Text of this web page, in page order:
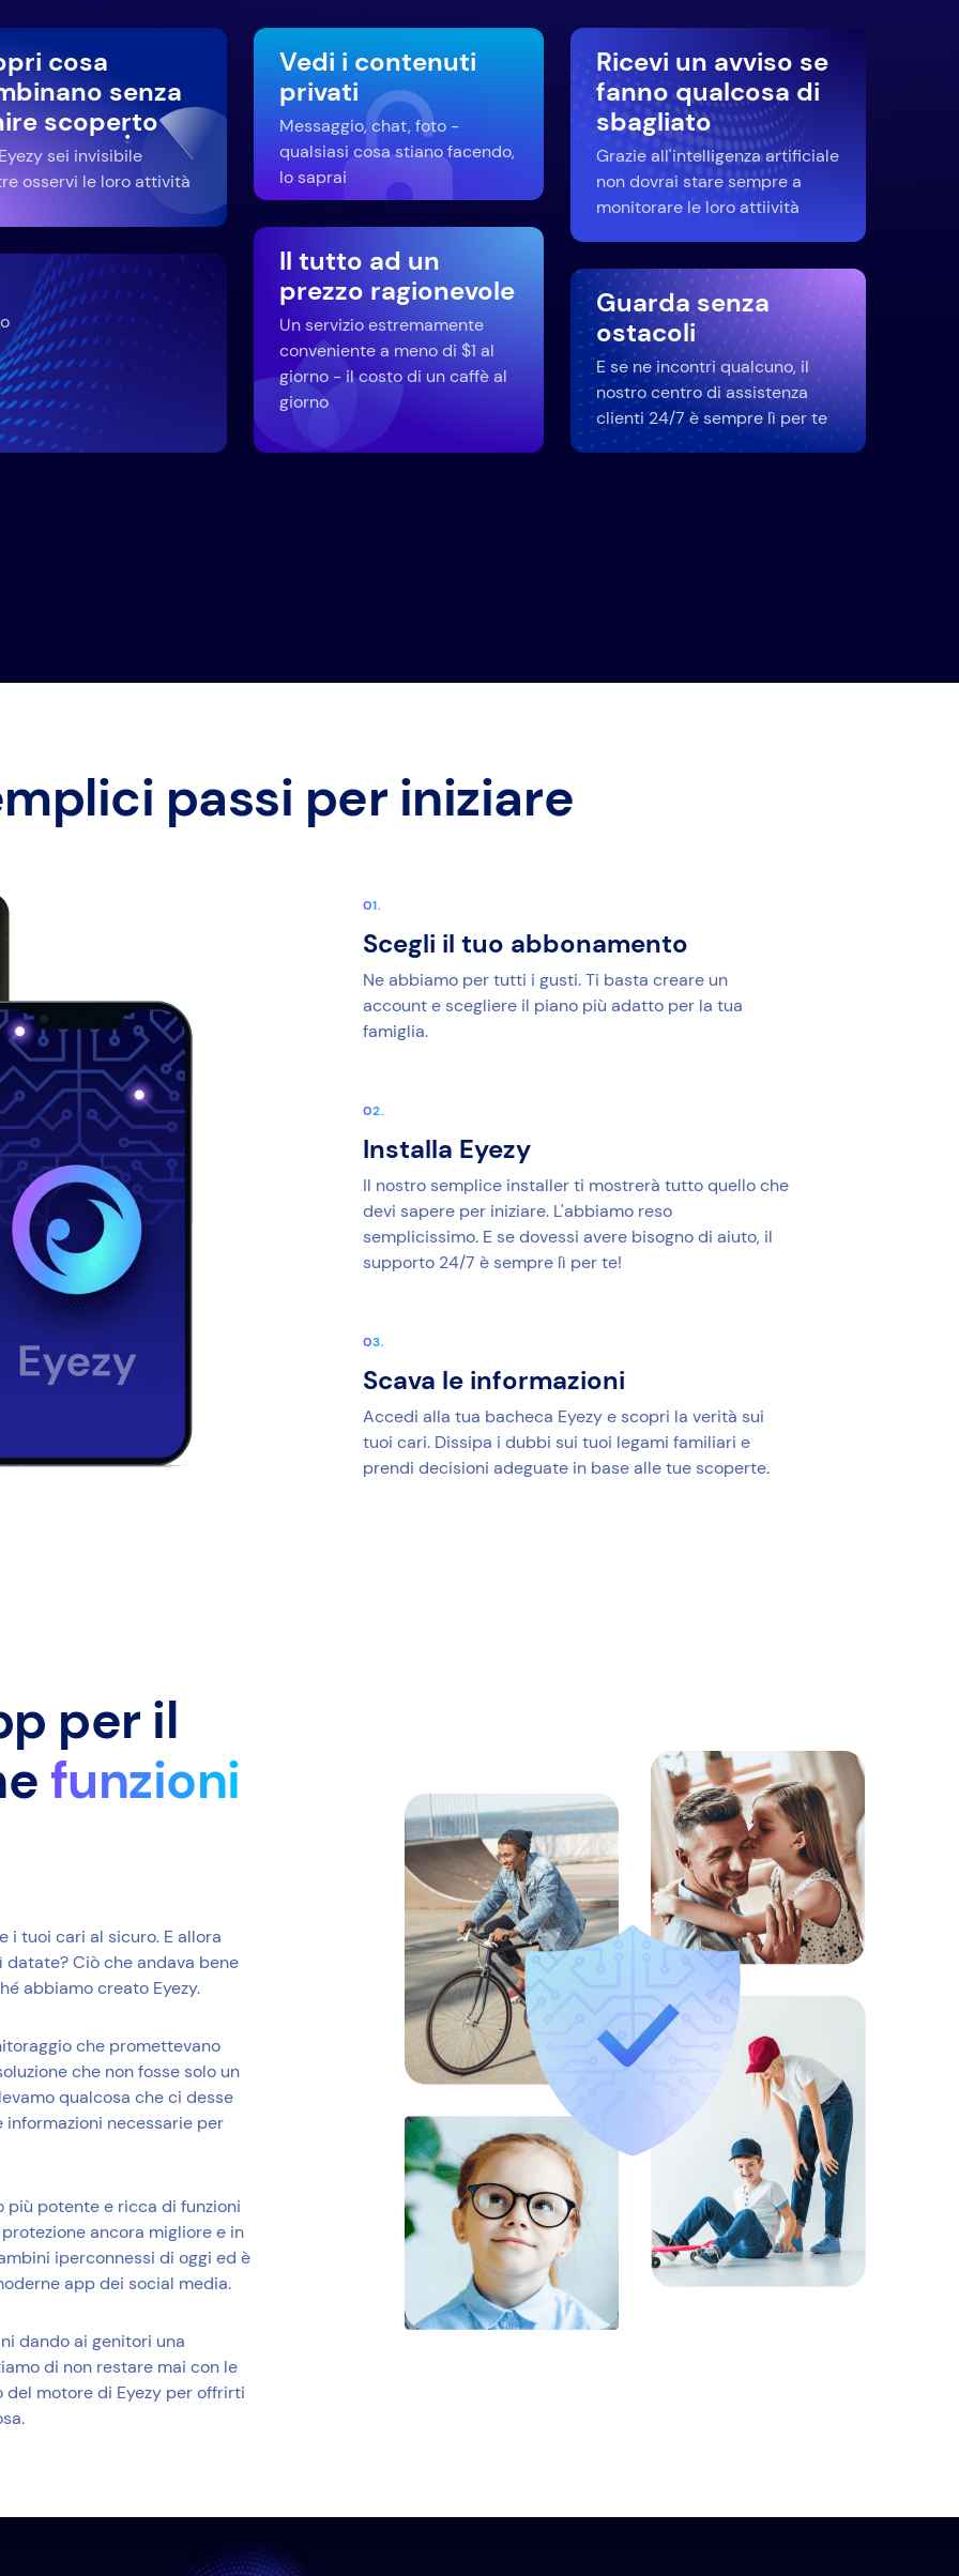
cosa
senza
scoperto
sei invisibile
osservi le loro attività
Vedi i contenuti
privati
Messaggio, chat, foto -
qualsiasi cosa stiano facendo,
lo saprai
Il tutto ad un
prezzo ragionevole
Un servizio estremamente
conveniente a meno di $1 al
giorno - il costo di un caffè al
giorno
Ricevi un avviso se
fanno qualcosa di
sbagliato
Grazie all'intelligenza artificiale
non dovrai stare sempre a
monitorare le loro attiività
Guarda senza
ostacoli
E se ne incontri qualcuno, il
nostro centro di assistenza
clienti 24/7 è sempre lì per te
passi per iniziare
Scegli il tuo abbonamento
Ne abbiamo per tutti i gusti. Ti basta creare un
account e scegliere il piano più adatto per la tua
famiglia.
Installa Eyezy
Il nostro semplice installer ti mostrerà tutto quello che
devi sapere per iniziare. L'abbiamo reso
semplicissimo. E se dovessi avere bisogno di aiuto, il
supporto 24/7 è sempre lì per te!
Scava le informazioni
Accedi alla tua bacheca Eyezy e scopri la verità sui
tuoi cari. Dissipa i dubbi sui tuoi legami familiari e
prendi decisioni adeguate in base alle tue scoperte.
per il
funzioni
i tuoi cari al sicuro. E allora
Ciò che andava bene
abbiamo creato Eyezy.
che promettevano
che non fosse solo un
qualcosa che ci desse
necessarie per
più potente e ricca di funzioni
ancora migliore e in
iperconnessi di oggi ed è
app dei social media.
dando ai genitori una
di non restare mai con le
del motore di Eyezy per offrirti